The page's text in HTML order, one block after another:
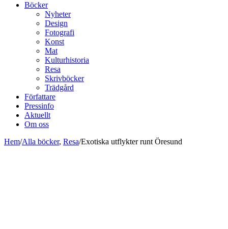
Böcker
Nyheter
Design
Fotografi
Konst
Mat
Kulturhistoria
Resa
Skrivböcker
Trädgård
Författare
Pressinfo
Aktuellt
Om oss
Hem/Alla böcker, Resa/Exotiska utflykter runt Öresund